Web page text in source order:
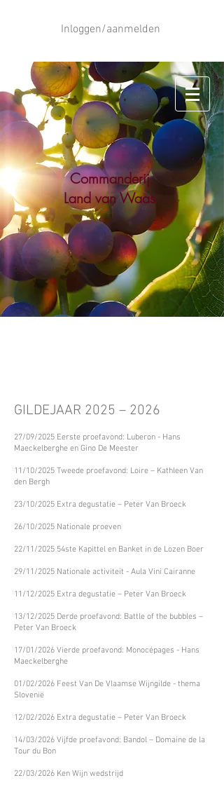
Inloggen/aanmelden
Commanderij
Land van Waas
GILDEJAAR 2025 – 2026
27/09/2025 Eerste proefavond: Luberon - Hans
Maeckelberghe en Gino De Meester
11/10/2025 Tweede proefavond: Loire – Kathleen Van
den Bergh
23/10/2025 Extra degustatie – Peter Van Broeck
26/10/2025 Nationale proeven
22/11/2025 54ste Kapittel en Banket in de Lozen Boer
29/11/2025 Nationale activiteit - Aula Vini Cairanne
11/12/2025 Extra degustatie – Peter Van Broeck
13/12/2025 Derde proefavond: Battle of the bubbles –
Peter Van Broeck
17/01/2026 Vierde proefavond: Monocépages - Hans
Maeckelberghe
01/02/2026 Feest Van De Vlaamse Wijngilde - thema
Slovenië
12/02/2026 Extra degustatie – Peter Van Broeck
14/03/2026 Vijfde proefavond: Bandol – Domaine de la
Tour du Bon
22/03/2026 Ken Wijn wedstrijd